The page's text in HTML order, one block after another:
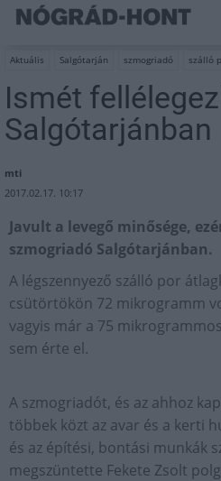
Aktuális Salgótarján szmogriadó szálló
Ismét
Salgótarjánban
mti
2017.02.17. 10:17
Javult a levegő minősége,
szmogriadó Salgótarjánban.
A légszennyező szálló por
csütörtökön 72 mikrogramm
vagyis már a 75
sem érte el.
A szmogriadót, és az ahhoz
többek közt az avar és a kerti
és az építési, bontási munkák
megszüntette Fekete Zsolt